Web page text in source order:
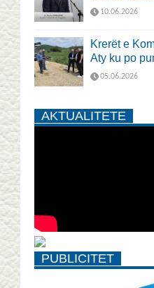
10.06.2026
Krerët e
Aty ku po
05.06.2026
AKTUALITETE
PUBLICITET